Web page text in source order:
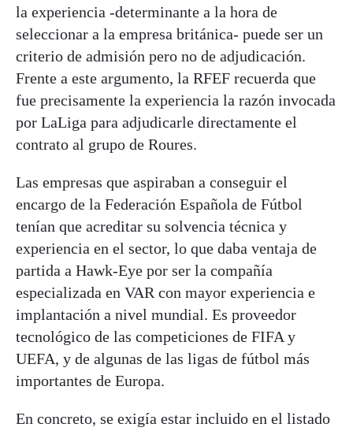
la experiencia -determinante a la hora de
seleccionar a la empresa británica- puede ser un
criterio de admisión pero no de adjudicación.
Frente a este argumento, la RFEF recuerda que
fue precisamente la experiencia la razón invocada
por LaLiga para adjudicarle directamente el
contrato al grupo de Roures.
Las empresas que aspiraban a conseguir el
encargo de la Federación Española de Fútbol
tenían que acreditar su solvencia técnica y
experiencia en el sector, lo que daba ventaja de
partida a Hawk-Eye por ser la compañía
especializada en VAR con mayor experiencia e
implantación a nivel mundial. Es proveedor
tecnológico de las competiciones de FIFA y
UEFA, y de algunas de las ligas de fútbol más
importantes de Europa.
En concreto, se exigía estar incluido en el listado